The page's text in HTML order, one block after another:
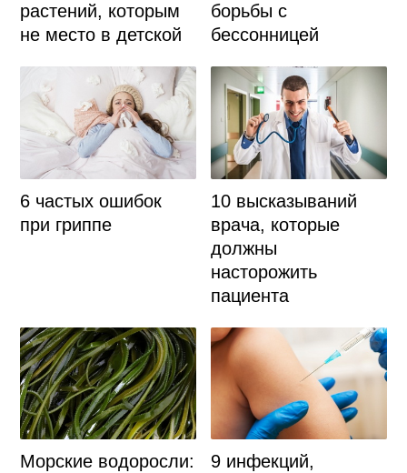
растений, которым
не место в детской
борьбы с
бессонницей
6 частых ошибок
при гриппе
10 высказываний
врача, которые
должны
насторожить
пациента
Морские водоросли:
9 инфекций,